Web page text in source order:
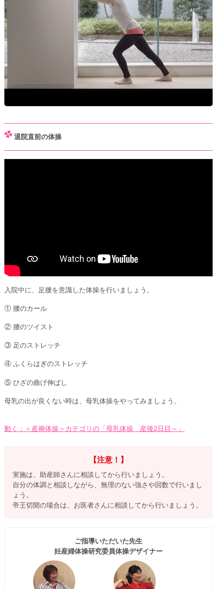
退院直前の体操
入院中に、足腰を意識した体操を行いましょう。
① 腰のカール
② 腰のツイスト
③ 足のストレッチ
④ ふくらはぎのストレッチ
⑤ ひざの曲げ伸ばし
母乳の出が良くない時は、母乳体操をやってみましょう。
動く：＜産褥体操＞カテゴリの「母乳体操 産後2日目～」
【注意！】
実施は、助産師さんに相談してから行いましょう。
自分の体調と相談しながら、無理のない強さや回数で行いまし
ょう。
帝王切開の場合は、お医者さんに相談してから行いましょう。
ご指導いただいた先生
妊産婦体操研究委員体操デザイナー